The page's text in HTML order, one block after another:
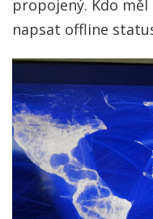
propojený. Kdo
napsat offline